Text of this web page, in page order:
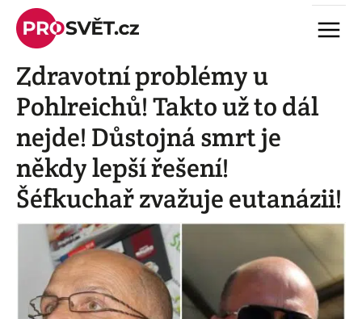
Skip
content
Menu
Zdravotní problémy u
Pohlreichů! Takto už to dál
nejde! Důstojná smrt je
někdy lepší řešení!
Šéfkuchař zvažuje eutanázii!